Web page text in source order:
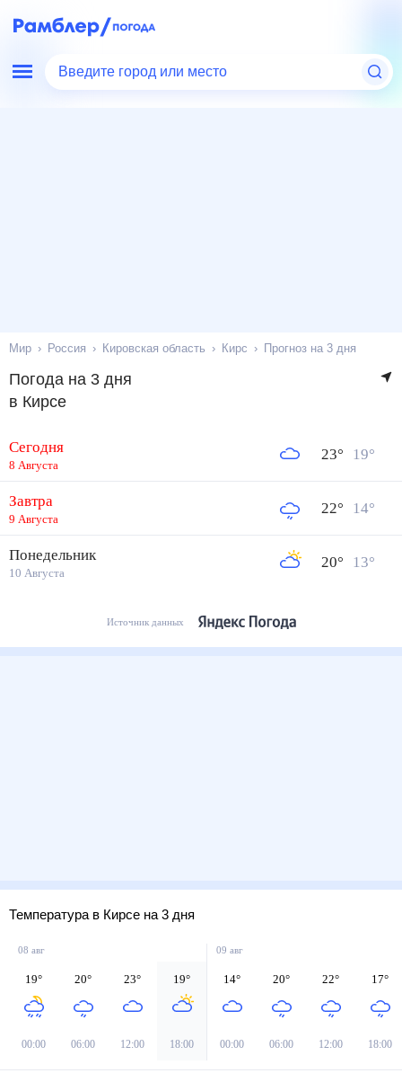
Введите город или место
Мир Россия Кировская область Кирс Прогноз на 3 дня
Погода на 3 дня
в Кирсе
Сегодня
8 Августа
23° 19°
Завтра
9 Августа
22° 14°
Понедельник
10 Августа
20° 13°
Источник данных
Температура в Кирсе на 3 дня
08 авг
19°
00:00
20°
06:00
23°
12:00
19°
18:00
09 авг
14°
00:00
20°
06:00
22°
12:00
17°
18:00